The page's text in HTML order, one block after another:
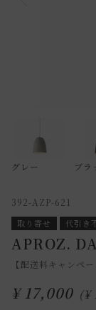
グレー ブラ
392-AZP-621
取り寄せ 代引き
APROZ.
【配送料キャンペ
¥ 17,000 ¥